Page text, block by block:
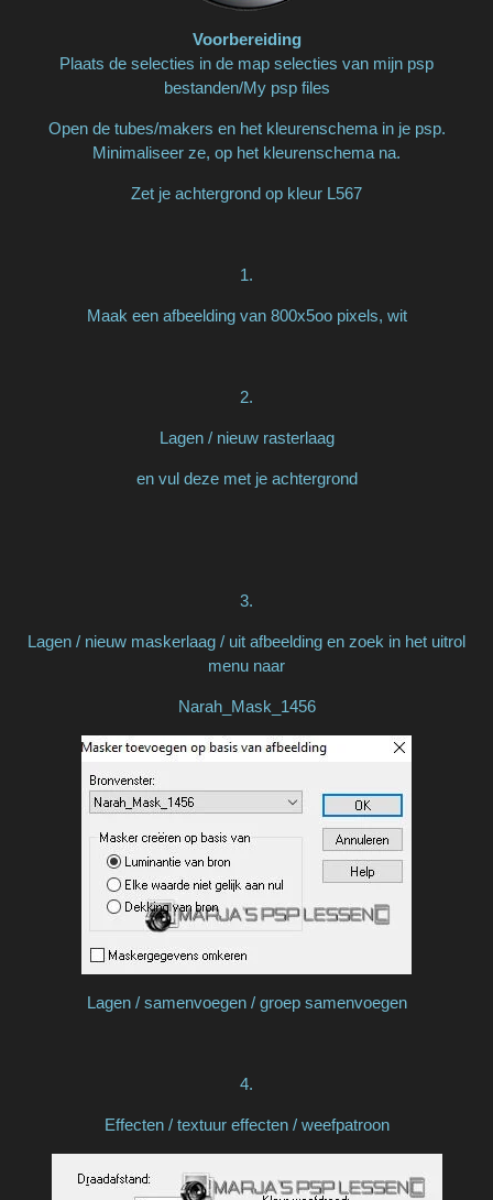
Voorbereiding
Plaats de selecties in de map selecties van mijn psp
bestanden/My psp files
Open de tubes/makers en het kleurenschema in je psp.
Minimaliseer ze, op het kleurenschema na.
Zet je achtergrond op kleur L567
1.
Maak een afbeelding van 800x5oo pixels, wit
2.
Lagen / nieuw rasterlaag
en vul deze met je achtergrond
3.
Lagen / nieuw maskerlaag / uit afbeelding en zoek in het uitrol
menu naar
Narah_Mask_1456
Lagen / samenvoegen / groep samenvoegen
4.
Effecten / textuur effecten / weefpatroon